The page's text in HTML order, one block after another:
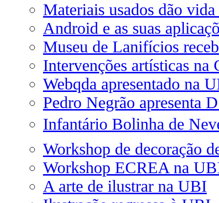
Materiais usados dão
Android e as suas
Museu de Lanifícios
Intervenções artísticas na
Webqda apresentado na
Pedro Negrão apresenta
Infantário Bolinha de
Workshop de decoração
Workshop ECREA na
A arte de ilustrar na UBI